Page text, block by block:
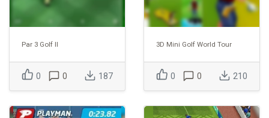
Par 3 Golf II
0 0 187
3D Mini Golf World Tour
0 0 210